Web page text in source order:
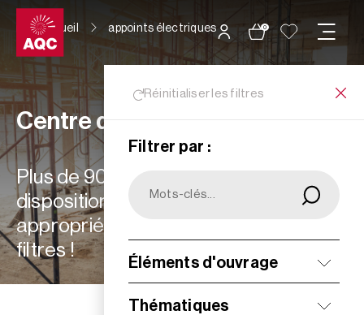
Panneau de gestion des cookies
0
Accueil appoints électriques
Réinitialiser les filtres
Filtrer par :
Éléments d'ouvrage
Thématiques
Centre de ressources
Plus de 900 ressources à votre
disposition : choisissez les plus
appropriées à vos besoins grâce aux
filtres !